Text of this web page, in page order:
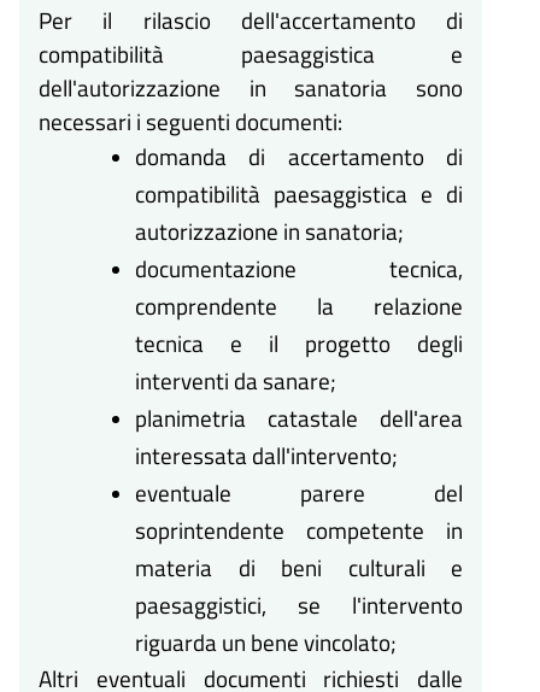
Per il rilascio dell'accertamento di
compatibilità paesaggistica e
dell'autorizzazione in sanatoria sono
necessari i seguenti documenti:
domanda di accertamento di
compatibilità paesaggistica e di
autorizzazione in sanatoria;
documentazione tecnica,
comprendente la relazione
tecnica e il progetto degli
interventi da sanare;
planimetria catastale dell'area
interessata dall'intervento;
eventuale parere del
soprintendente competente in
materia di beni culturali e
paesaggistici, se l'intervento
riguarda un bene vincolato;
Altri eventuali documenti richiesti dalle